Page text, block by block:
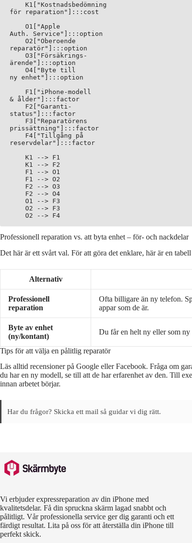
    K1["Kostnadsbedömning
för reparation"]:::cost
    O1["Apple
Auth. Service"]:::option
    O2["Oberoende
reparatör"]:::option
    O3["Försäkrings-
ärende"]:::option
    O4["Byte till
ny enhet"]:::option
    F1["iPhone-modell
& ålder"]:::factor
    F2["Garanti-
status"]:::factor
    F3["Reparatörens
prissättning"]:::factor
    F4["Tillgång på
reservdelar"]:::factor
    K1 --> F1
    K1 --> F2
    F1 --> O1
    F1 --> O2
    F2 --> O3
    F2 --> O4
    O1 --> F3
    O2 --> F3
Professionell reparation vs. att byta enhet – för- och nackdelar
Det här är ett svårt val. För att göra det enklare, här är en
Alternativ
Professionell
reparation
Ofta billigare än ny telefon.
appar som de är.
Byte av enhet
(ny/kontant)
Du får en helt ny eller som
Tips för att välja en pålitlig reparatör
Läs alltid recensioner på Google eller Facebook. Fråga om
du har en ny modell, se till att de har erfarenhet av den. Till
innan arbetet börjar.
Har du frågor? Skicka ett mail så guidar vi dig rätt.
Vi erbjuder expressreparation av din iPhone med
kvalitetsdelar. Få din spruckna skärm lagad snabbt och
pålitligt. Vår professionella service ger dig garanti och ett
färdigt resultat. Lita på oss för att återställa din iPhone till
perfekt skick.